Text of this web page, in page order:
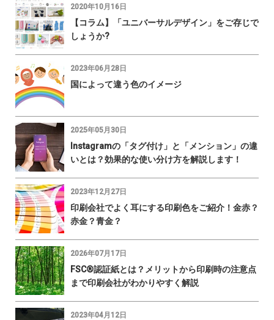
2020年10月16日
【コラム】「ユニバーサルデザイン」をご存じで
しょうか?
2023年06月28日
国によって違う色のイメージ
2025年05月30日
Instagramの「タグ付け」と「メンション」の違
いとは？効果的な使い分け方を解説します！
2023年12月27日
印刷会社でよく耳にする印刷色をご紹介！金赤？
赤金？青金？
2026年07月17日
FSC®認証紙とは？メリットから印刷時の注意点
まで印刷会社がわかりやすく解説
2023年04月12日